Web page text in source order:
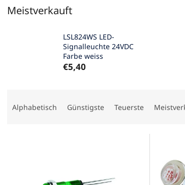
Meistverkauft
LSL824WS LED-
Signalleuchte 24VDC
Farbe weiss
€5,40
Alphabetisch Günstigste Teuerste